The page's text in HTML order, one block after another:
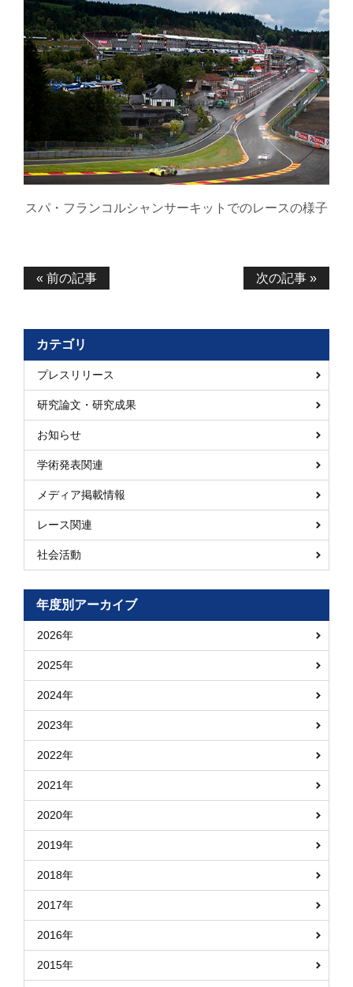
スパ・フランコルシャンサーキットでのレースの様子
« 前の記事 次の記事 »
カテゴリ
プレスリリース
研究論文・研究成果
お知らせ
学術発表関連
メディア掲載情報
レース関連
社会活動
年度別アーカイブ
2026年
2025年
2024年
2023年
2022年
2021年
2020年
2019年
2018年
2017年
2016年
2015年